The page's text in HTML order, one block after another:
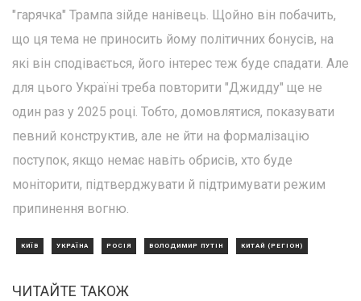
"гарячка" Трампа зійде нанівець. Щойно він побачить,
що ця тема не приносить йому політичних бонусів, на
які він сподівається, його інтерес теж буде спадати. Але
для цього Україні треба повторити "Джидду" ще не
один раз у 2025 році. Тобто, домовлятися, показувати
певний конструктив, але не йти на формалізацію
поступок, якщо немає навіть обрисів, хто буде
моніторити, підтверджувати й підтримувати режим
припинення вогню.
КИЇВ УКРАЇНА РОСІЯ ВОЛОДИМИР ПУТІН КИТАЙ (РЕГІОН)
ЧИТАЙТЕ ТАКОЖ